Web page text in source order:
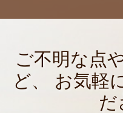
ご不明な点
ど、
お気軽